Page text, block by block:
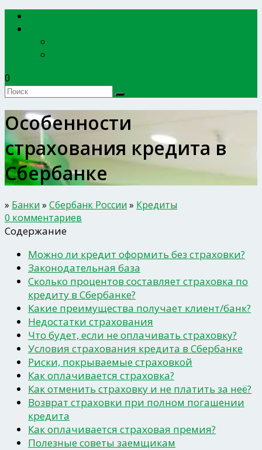
0
Особенности
страхования кредита в
Сбербанке
» Банки » Сбербанк России » Кредиты
0 комментариев
Содержание
Можно ли кредит оформить без страховки?
Законодательная база
Сколько процентов составляет страховка по
кредиту в Сбербанке?
Какие преимущества получает клиент/банк?
Недостатки страхования
Что будет, если не оплачивать страховку?
Условия страхования кредита в Сбербанке
Риски, покрываемые страховкой
Как оплачивается страховка?
Как отменить страховку и не платить за неё?
Возврат страховки при полном погашении
кредита
Как оплачивается страховая премия?
Полезные советы заемщикам